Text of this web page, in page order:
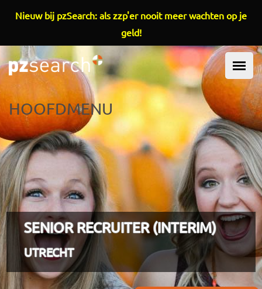
Overslaan en naar de inhoud gaan
HOOFDMENU
SENIOR RECRUITER (INTERIM)
UTRECHT
Nieuw bij pzSearch: als zzp'er nooit meer wachten op je
geld!